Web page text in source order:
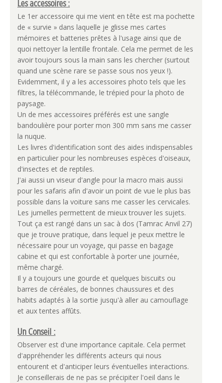
Les accessoires :
Le 1er accessoire qui me vient en tête est ma pochette
de « survie » dans laquelle je glisse mes cartes
mémoires et batteries prêtes à l'usage ainsi que de
quoi nettoyer la lentille frontale. Cela me permet de les
avoir toujours sous la main sans les chercher (surtout
quand une scène rare se passe sous nos yeux !).
Evidemment, il y a les accessoires photo tels que les
filtres, la télécommande, le trépied pour la photo de
paysage.
Un de mes accessoires préférés est une sangle
bandoulière pour porter mon 300 mm sans me casser
la nuque.
Les livres d'identification sont des aides indispensables
en particulier pour les nombreuses espèces d'oiseaux,
d'insectes et de reptiles.
J'ai aussi un viseur d'angle pour la macro mais aussi
pour les safaris afin d'avoir un point de vue le plus bas
possible dans la voiture sans me casser les cervicales.
Les jumelles permettent de mieux trouver les sujets.
Tout ça est rangé dans un sac à dos (Tamrac Anvil 27)
que je trouve pratique, dans lequel je peux mettre le
nécessaire pour un voyage, qui passe en bagage
cabine et qui est confortable à porter une journée,
même chargé.
Il y a toujours une gourde et quelques biscuits ou
barres de céréales, de bonnes chaussures et des
habits adaptés à la sortie jusqu'à aller au camouflage
et aux tentes affûts.
Un Conseil :
Observer est d'une importance capitale. Cela permet
d'appréhender les différents acteurs qui nous
entourent et d'anticiper leurs éventuelles interactions.
Je conseillerais de ne pas se précipiter l'oeil dans le